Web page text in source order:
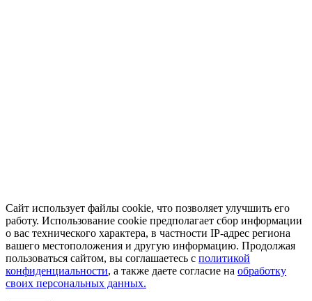
Сайт использует файлы cookie, что позволяет улучшить его
работу. Использование cookie предполагает сбор информации
о вас технического характера, в частности IP-адрес региона
вашего местоположения и другую информацию. Продолжая
пользоваться сайтом, вы соглашаетесь с политикой
конфиденциальности, а также даете согласие на обработку
своих персональных данных.